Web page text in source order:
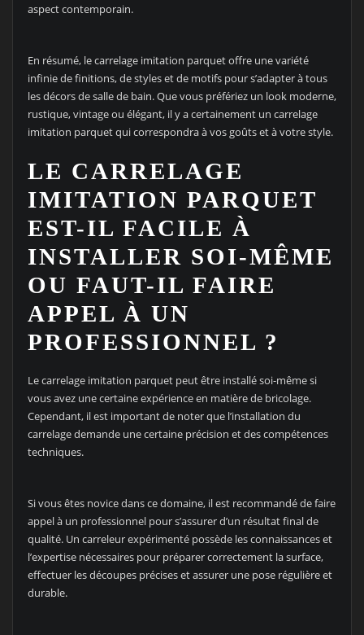
aspect contemporain.
En résumé, le carrelage imitation parquet offre une variété
infinie de finitions, de styles et de motifs pour s’adapter à tous
les décors de salle de bain. Que vous préfériez un look moderne,
rustique, vintage ou élégant, il y a certainement un carrelage
imitation parquet qui correspondra à vos goûts et à votre style.
LE CARRELAGE
IMITATION PARQUET
EST-IL FACILE À
INSTALLER SOI-MÊME
OU FAUT-IL FAIRE
APPEL À UN
PROFESSIONNEL ?
Le carrelage imitation parquet peut être installé soi-même si
vous avez une certaine expérience en matière de bricolage.
Cependant, il est important de noter que l’installation du
carrelage demande une certaine précision et des compétences
techniques.
Si vous êtes novice dans ce domaine, il est recommandé de faire
appel à un professionnel pour s’assurer d’un résultat final de
qualité. Un carreleur expérimenté possède les connaissances et
l’expertise nécessaires pour préparer correctement la surface,
effectuer les découpes précises et assurer une pose régulière et
durable.